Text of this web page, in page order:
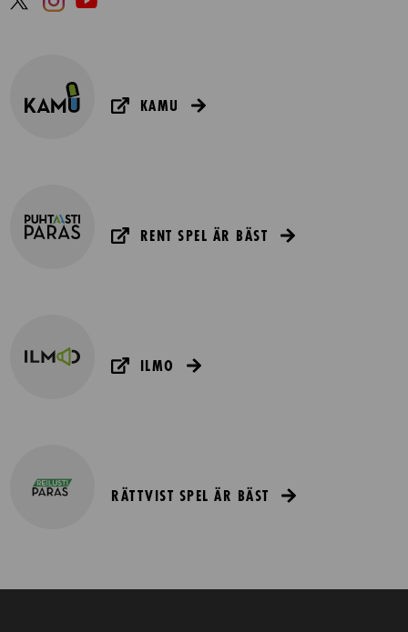
KAMU
RENT SPEL ÄR BÄST
ILMO
RÄTTVIST SPEL ÄR BÄST